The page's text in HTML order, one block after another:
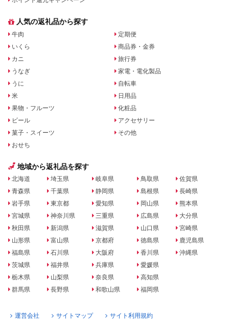
人気の返礼品から探す
牛肉
いくら
カニ
うなぎ
うに
米
果物・フルーツ
ビール
菓子・スイーツ
おせち
定期便
商品券・金券
旅行券
家電・電化製品
自転車
日用品
化粧品
アクセサリー
その他
地域から返礼品を探す
北海道
青森県
岩手県
宮城県
秋田県
山形県
福島県
茨城県
栃木県
群馬県
埼玉県
千葉県
東京都
神奈川県
新潟県
富山県
石川県
福井県
山梨県
長野県
岐阜県
静岡県
愛知県
三重県
滋賀県
京都府
大阪府
兵庫県
奈良県
和歌山県
鳥取県
島根県
岡山県
広島県
山口県
徳島県
香川県
愛媛県
高知県
福岡県
佐賀県
長崎県
熊本県
大分県
宮崎県
鹿児島県
沖縄県
運営会社 サイトマップ サイト利用規約